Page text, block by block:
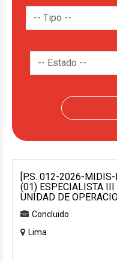
[P.S. 012-2026-
(01) ESPECIALISTA
UNIDAD DE
Concluido
Lima